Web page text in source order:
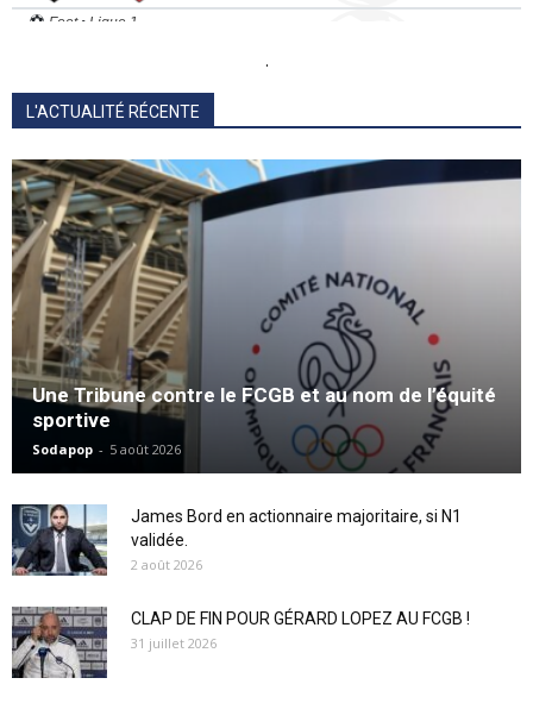
.
L'ACTUALITÉ RÉCENTE
Une Tribune contre le FCGB et au nom de l’équité
sportive
Sodapop - 5 août 2026
James Bord en actionnaire majoritaire, si N1
validée.
2 août 2026
CLAP DE FIN POUR GÉRARD LOPEZ AU FCGB !
31 juillet 2026